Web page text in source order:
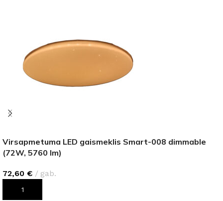
Virsapmetuma LED gaismeklis Smart-008 dimmable
(72W, 5760 lm)
72,60 € gab.
PIEVIENOT GROZAM